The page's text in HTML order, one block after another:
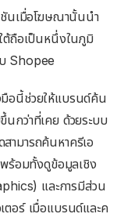
ชันเมื่อโฆษณานั้นนำ
ต้ถือเป็นหนึ่งในภูมิ
Shopee
มือนี้ช่วยให้แบรนด์ค้น
นกว่าที่เคย ด้วยระบบ
ามารถค้นหาครีเอ
ร้อมทั้งดูข้อมูลเชิง
และการมีส่วน
อร์ เมื่อแบรนด์และค